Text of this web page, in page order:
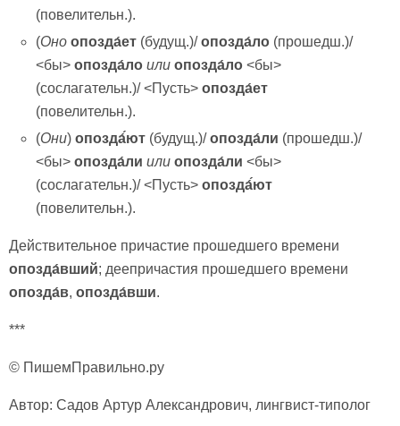
(повелительн.).
(Оно опозда́ет (будущ.)/опозда́ло (прошедш.)/
<бы>опозда́ло или опозда́ло <бы>
(сослагательн.)/ <Пусть>опозда́ет
(повелительн.).
(Они)опозда́́ют (будущ.)/опозда́ли (прошедш.)/
<бы>опозда́ли или опозда́ли <бы>
(сослагательн.)/ <Пусть>опозда́́ют
(повелительн.).
Действительное причастие прошедшего времени
опозда́вший; деепричастия прошедшего времени
опозда́в, опозда́вши.
***
© ПишемПравильно.ру
Автор: Садов Артур Александрович, лингвист-типолог